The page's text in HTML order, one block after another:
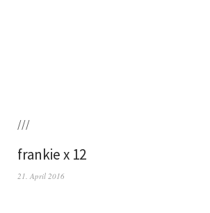
///
frankie x 12
21. April 2016